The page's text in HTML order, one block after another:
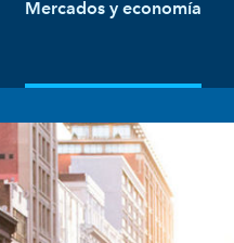
Mercados y economía